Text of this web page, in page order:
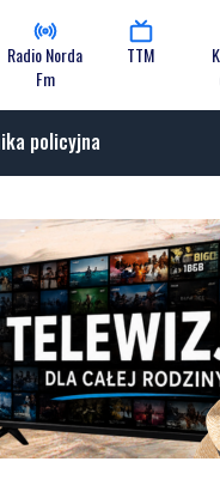
Radio Norda
Fm
TTM
policyjna